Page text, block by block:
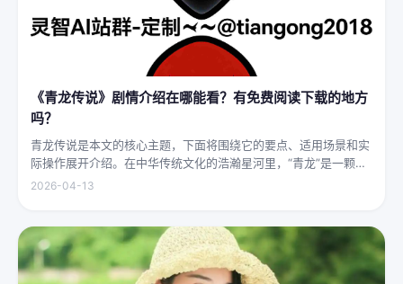
《青龙传说》剧情介绍在哪能看？有免费阅读下载的地方
吗？
青龙传说是本文的核心主题，下面将围绕它的要点、适用场景和实
际操作展开介绍。在中华传统文化的浩瀚星河里，“青龙”是一颗璀
璨夺目的明珠，它与白虎、朱雀、玄武并称“四灵”，雄踞东方，是
2026-04-13